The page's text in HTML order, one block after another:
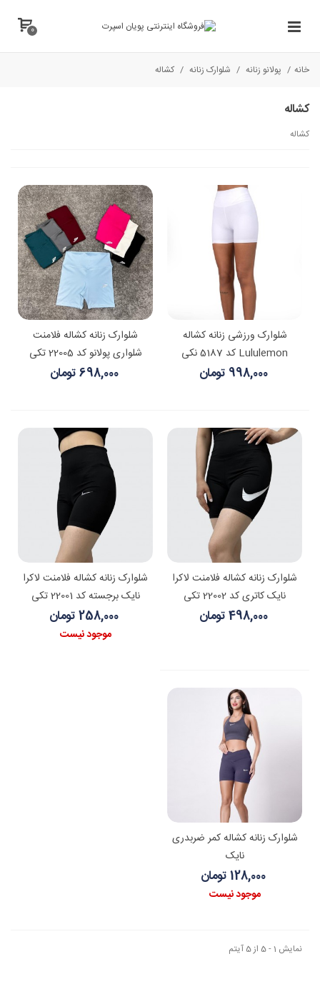
0
خانه / پولانو زنانه / شلوارک زنانه / کشاله
کشاله
كشاله
شلوارک ورزشی زنانه کشاله
Lululemon کد 5187 نکی
998,000 تومان
شلوارک زنانه کشاله فلامنت
شلواری پولانو کد 22005 تکی
698,000 تومان
شلوارک زنانه کشاله فلامنت لاکرا
نایک کاتری کد 22002 تکی
498,000 تومان
شلوارک زنانه کشاله فلامنت لاکرا
نایک برجسته کد 22001 تکی
258,000 تومان
موجود نیست
شلوارک زنانه کشاله کمر ضربدری
نایک
128,000 تومان
موجود نیست
نمایش 1 - 5 از 5 آیتم